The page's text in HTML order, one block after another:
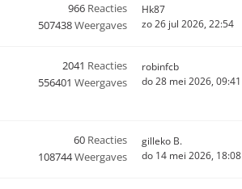
966 Reacties
507438Weergaves
Hk87
zo 26 jul 2026, 22:54
2041 Reacties
556401 Weergaves
robinfcb
do 28 mei 2026, 09:41
60 Reacties
108744Weergaves
gilleko B.
do 14 mei 2026, 18:08